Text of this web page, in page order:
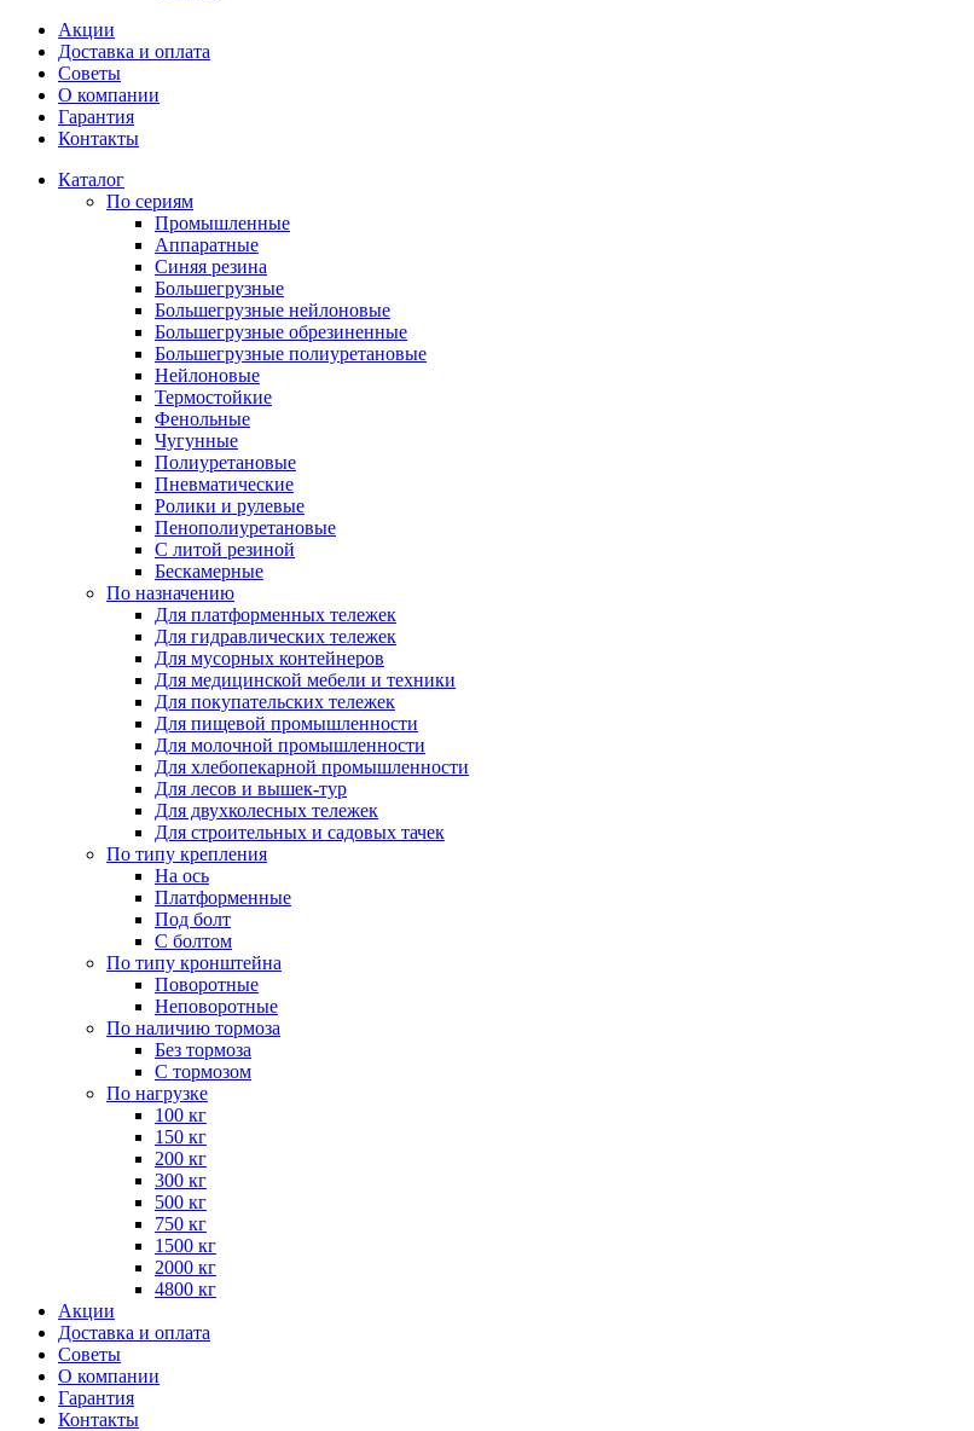
Акции
Доставка и оплата
Советы
О компании
Гарантия
Контакты
Каталог
По сериям
Промышленные
Аппаратные
Синяя резина
Большегрузные
Большегрузные нейлоновые
Большегрузные обрезиненные
Большегрузные полиуретановые
Нейлоновые
Термостойкие
Фенольные
Чугунные
Полиуретановые
Пневматические
Ролики и рулевые
Пенополиуретановые
С литой резиной
Бескамерные
По назначению
Для платформенных тележек
Для гидравлических тележек
Для мусорных контейнеров
Для медицинской мебели и техники
Для покупательских тележек
Для пищевой промышленности
Для молочной промышленности
Для хлебопекарной промышленности
Для лесов и вышек-тур
Для двухколесных тележек
Для строительных и садовых тачек
По типу крепления
На ось
Платформенные
Под болт
С болтом
По типу кронштейна
Поворотные
Неповоротные
По наличию тормоза
Без тормоза
С тормозом
По нагрузке
100 кг
150 кг
200 кг
300 кг
500 кг
750 кг
1500 кг
2000 кг
4800 кг
Акции
Доставка и оплата
Советы
О компании
Гарантия
Контакты